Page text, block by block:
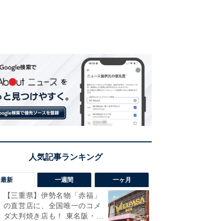
最新 一週間 一ヶ月
【三重県】伊勢名物「赤福」
の直営店に、全国唯一のコメ
ダ大判焼き店も！ 東名阪・